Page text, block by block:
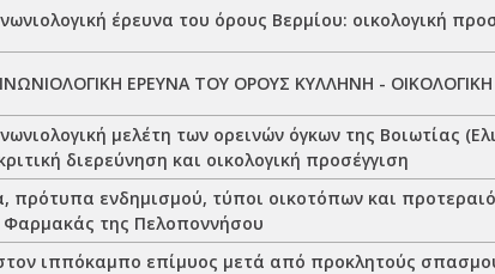
έρευνα του όρους Βερμίου: οικολογική
ΕΡΕΥΝΑ ΤΟΥ ΟΡΟΥΣ ΚΥΛΛΗΝΗ - ΟΙΚΟΛΟΓΙΚΗ
μελέτη των ορεινών όγκων της Βοιωτίας
διερεύνηση και οικολογική προσέγγιση
πρότυπα ενδημισμού, τύποι οικοτόπων και
Φαρμακάς της Πελοποννήσου
στον ιππόκαμπο επίμυος μετά από προκλητούς